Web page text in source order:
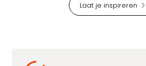
Laat je inspireren